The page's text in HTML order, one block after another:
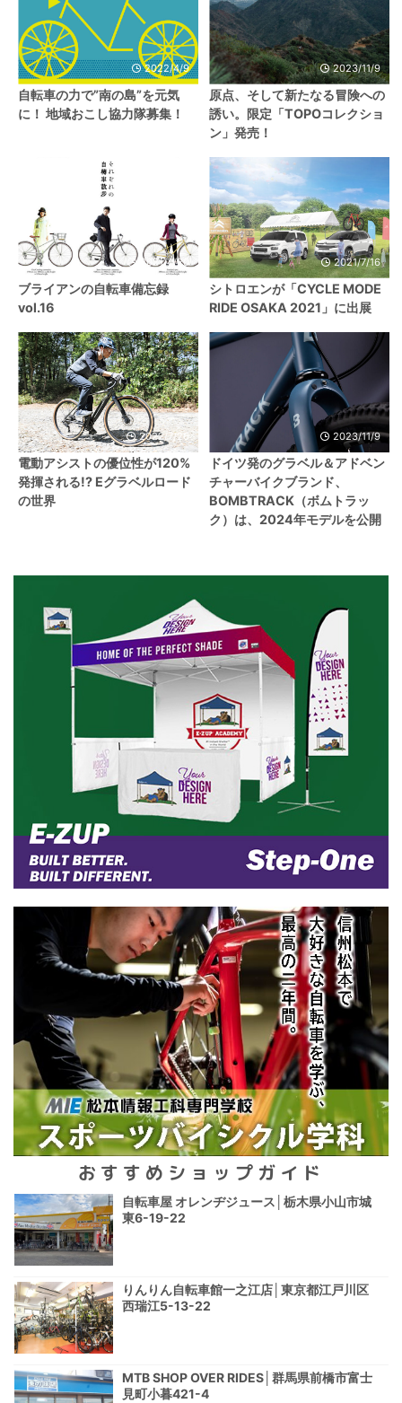
2022/4/9
自転車の力で”南の島”を元気
に！ 地域おこし協力隊募集！
2023/11/9
原点、そして新たなる冒険への
誘い。限定「TOPOコレクショ
ン」発売！
2021/4/20
ブライアンの自転車備忘録
vol.16
2021/7/16
シトロエンが「CYCLE MODE
RIDE OSAKA 2021」に出展
2022/7/26
電動アシストの優位性が120%
発揮される!? Eグラベルロード
の世界
2023/11/9
ドイツ発のグラベル＆アドベン
チャーバイクブランド、
BOMBTRACK（ボムトラッ
ク）は、2024年モデルを公開
おすすめショップガイド
自転車屋 オレンヂジュース│栃木県小山市城
東6-19-22
りんりん自転車館一之江店│東京都江戸川区
西瑞江5-13-22
MTB SHOP OVER RIDES│群馬県前橋市富士
見町小暮421-4